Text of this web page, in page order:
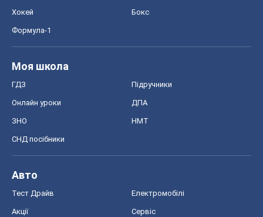
Хокей Бокс
Формула-1
Моя школа
ГДЗ Підручники
Онлайн уроки ДПА
ЗНО НМТ
СНД посібники
Авто
Тест Драйв Електромобілі
Акції Сервіс